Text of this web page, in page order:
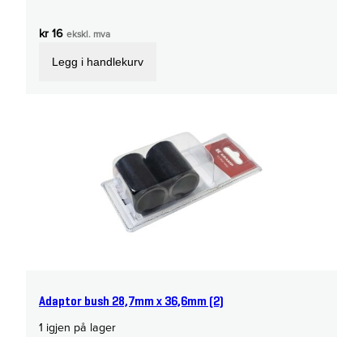
kr16 ekskl. mva
Legg i handlekurv
Adaptor bush 28,7mm x 36,6mm (2)
1 igjen på lager